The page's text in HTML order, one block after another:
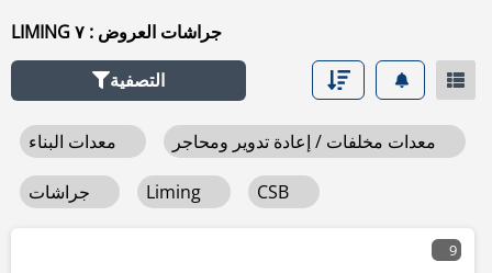
LIMING جراشات العروض : ٧
التصفية
Liming CSB
9